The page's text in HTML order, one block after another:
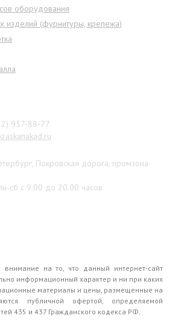
оборудования
изделий (фурнитуры, крепежа)
937-88-77
Покровская дорога, промзона
сб с 9.00 до 20.00 часов
на то, что данный интернет-сайт
информационный характер и ни при каких
материалы и цены, размещенные на
публичной офертой, определяемой
435 и 437 Гражданского кодекса РФ.